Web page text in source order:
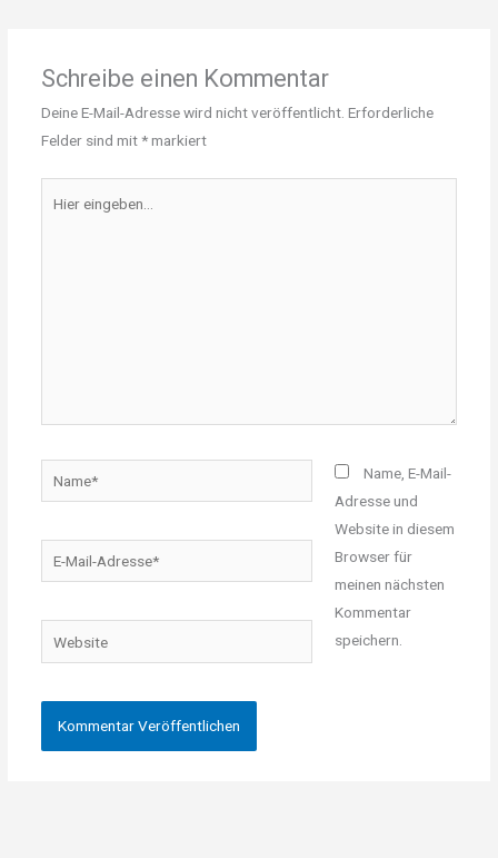
Schreibe einen Kommentar
Deine E-Mail-Adresse wird nicht veröffentlicht. Erforderliche
Felder sind mit*markiert
eingeben…
Mail-
Website
Name, E-Mail-
Adresse und
Website in diesem
Browser für
meinen nächsten
Kommentar
speichern.